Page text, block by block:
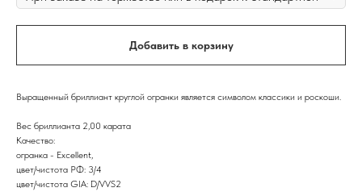
Добавить в корзину
Выращенный бриллиант круглой огранки является символом классики и роскоши.
Вес бриллианта 2,00 карата
Качество:
огранка - Excellent,
цвет/чистота РФ: 3/4
цвет/чистота GIA: D/VVS2